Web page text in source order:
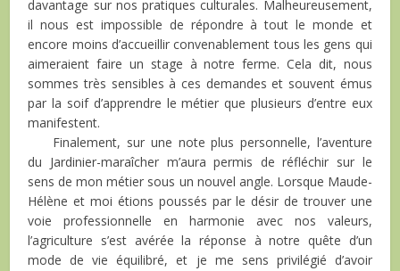
davantage sur nos pratiques culturales. Malheureusement,
il nous est impossible de répondre à tout le monde et
encore moins d’accueillir convenablement tous les gens qui
aimeraient faire un stage à notre ferme. Cela dit, nous
sommes très sensibles à ces demandes et souvent émus
par la soif d’apprendre le métier que plusieurs d’entre eux
manifestent.
Finalement, sur une note plus personnelle, l’aventure
du Jardinier-maraîcher m’aura permis de réfléchir sur le
sens de mon métier sous un nouvel angle. Lorsque Maude-
Hélène et moi étions poussés par le désir de trouver une
voie professionnelle en harmonie avec nos valeurs,
l’agriculture s’est avérée la réponse à notre quête d’un
mode de vie équilibré, et je me sens privilégié d’avoir